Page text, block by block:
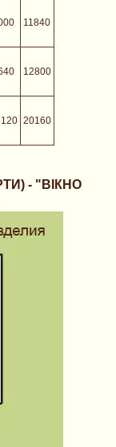
11840
12800
20160
- "ВІКНО